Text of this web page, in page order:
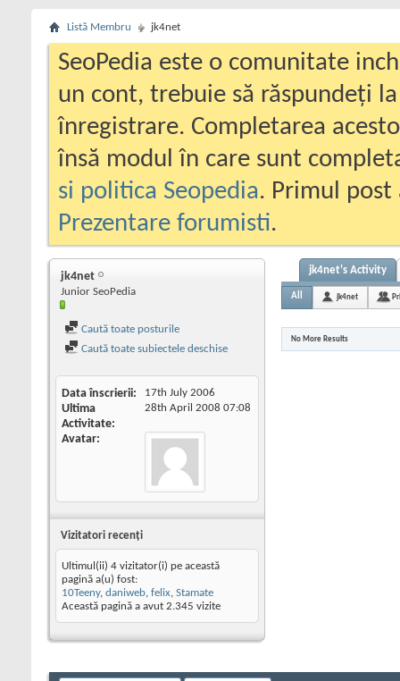
Listă Membru jk4net
SeoPedia este o comunitate
un cont, trebuie să răspundeți
înregistrare. Completarea
însă modul în care sunt
si politica Seopedia. Primul
Prezentare forumisti.
jk4net
Junior SeoPedia
Caută toate posturile
Caută toate subiectele deschise
Data înscrierii 17th July 2006
Ultima
Activitate
28th April 2008 07:08
Avatar
Vizitatori recenţi
Ultimul(ii) 4 vizitator(i) pe această
pagină a(u) fost:
10Teeny, daniweb, felix, Stamate
Această pagină a avut 2.345 vizite
jk4net's Activity
All jk4net
No More Results